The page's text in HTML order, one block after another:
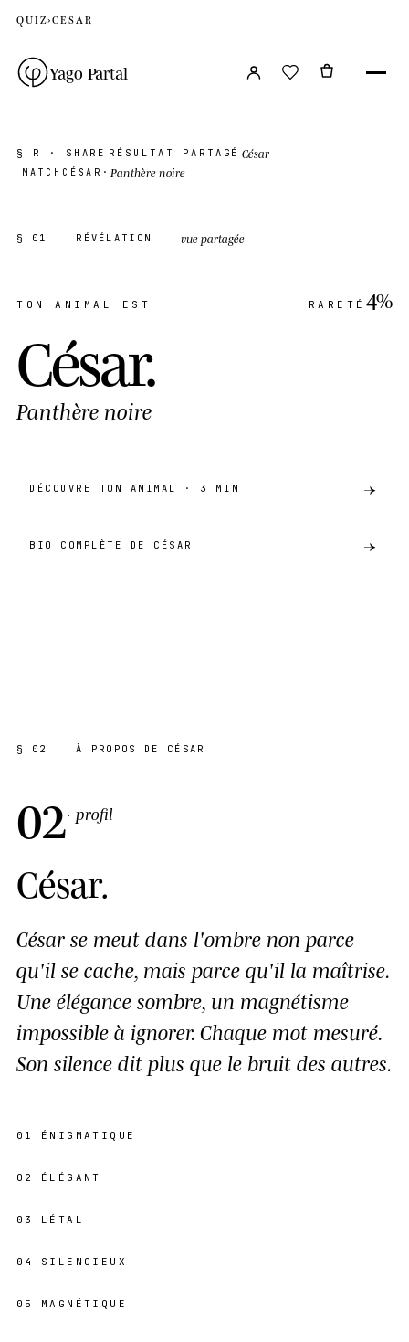
QUIZ›CESAR
Yago Partal
§ R · SHARE RÉSULTAT PARTAGÉ César
MATCH CÉSAR · Panthère noire
§ 01 RÉVÉLATION vue partagée
TON ANIMAL EST RARETÉ 4%
César.
Panthère noire
DÉCOUVRE TON ANIMAL · 3 MIN
BIO COMPLÈTE DE CÉSAR
§ 02 À PROPOS DE CÉSAR
02· profil
César.
César se meut dans l'ombre non parce
qu'il se cache, mais parce qu'il la maîtrise.
Une élégance sombre, un magnétisme
impossible à ignorer. Chaque mot mesuré.
Son silence dit plus que le bruit des autres.
01 ÉNIGMATIQUE
02 ÉLÉGANT
03 LÉTAL
04 SILENCIEUX
05 MAGNÉTIQUE